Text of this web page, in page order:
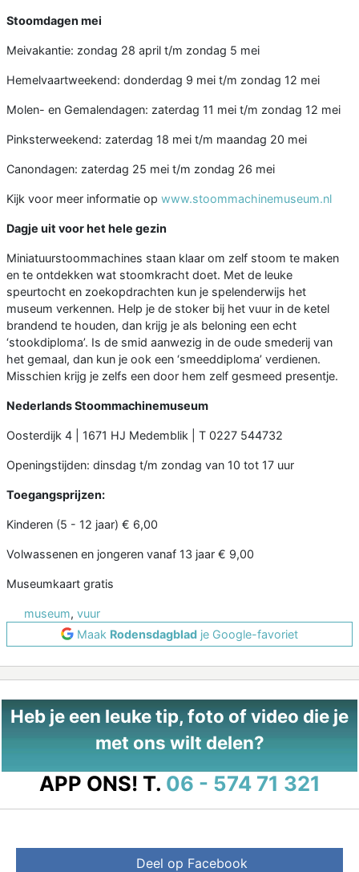
Stoomdagen mei
Meivakantie: zondag 28 april t/m zondag 5 mei
Hemelvaartweekend: donderdag 9 mei t/m zondag 12 mei
Molen- en Gemalendagen: zaterdag 11 mei t/m zondag 12 mei
Pinksterweekend: zaterdag 18 mei t/m maandag 20 mei
Canondagen: zaterdag 25 mei t/m zondag 26 mei
Kijk voor meer informatie op www.stoommachinemuseum.nl
Dagje uit voor het hele gezin
Miniatuurstoommachines staan klaar om zelf stoom te maken
en te ontdekken wat stoomkracht doet. Met de leuke
speurtocht en zoekopdrachten kun je spelenderwijs het
museum verkennen. Help je de stoker bij het vuur in de ketel
brandend te houden, dan krijg je als beloning een echt
‘stookdiploma’. Is de smid aanwezig in de oude smederij van
het gemaal, dan kun je ook een ‘smeeddiploma’ verdienen.
Misschien krijg je zelfs een door hem zelf gesmeed presentje.
Nederlands Stoommachinemuseum
Oosterdijk 4 | 1671 HJ Medemblik | T 0227 544732
Openingstijden: dinsdag t/m zondag van 10 tot 17 uur
Toegangsprijzen:
Kinderen (5 - 12 jaar) € 6,00
Volwassenen en jongeren vanaf 13 jaar € 9,00
Museumkaart gratis
museum, vuur
Maak Rodensdagblad je Google-favoriet
Heb je een leuke tip, foto of video die je
met ons wilt delen?
APP ONS! T. 06 - 574 71 321
Deel op Facebook